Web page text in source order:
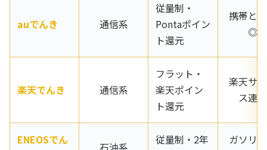
auでんき 通信系
従量制・
Pontaポイン
ト還元
携帯と
◎
楽天でんき 通信系
フラット・
楽天ポイン
ト還元
楽天サ
ス連携
ENEOSでん
従量制・2年
ガソリ